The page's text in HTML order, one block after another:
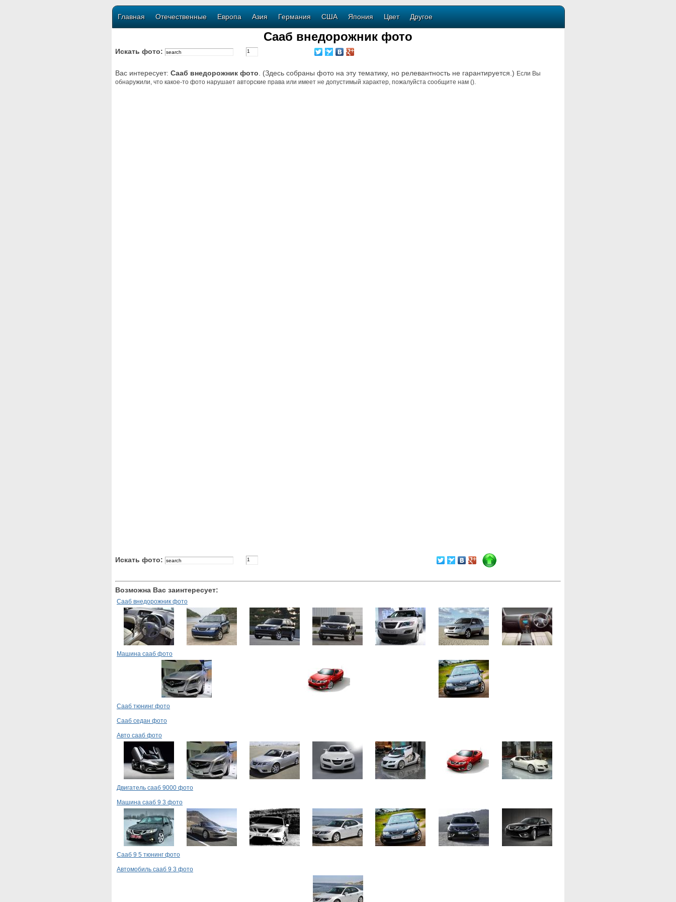
Главная Отечественные Европа Азия Германия США Япония Цвет Другое
Сааб внедорожник фото
Искать фото:
Вас интересует: Сааб внедорожник фото . (Здесь собраны фото на эту тематику, но релевантность не гарантируется.) Если Вы
обнаружили, что какое-то фото нарушает авторские права или имеет не допустимый характер, пожалуйста сообщите нам ().
Искать фото:
Возможна Вас заинтересует:
Сааб внедорожник фото
Машина сааб фото
Сааб тюнинг фото
Сааб седан фото
Авто сааб фото
Двигатель сааб 9000 фото
Машина сааб 9 3 фото
Сааб 9 5 тюнинг фото
Автомобиль сааб 9 3 фото